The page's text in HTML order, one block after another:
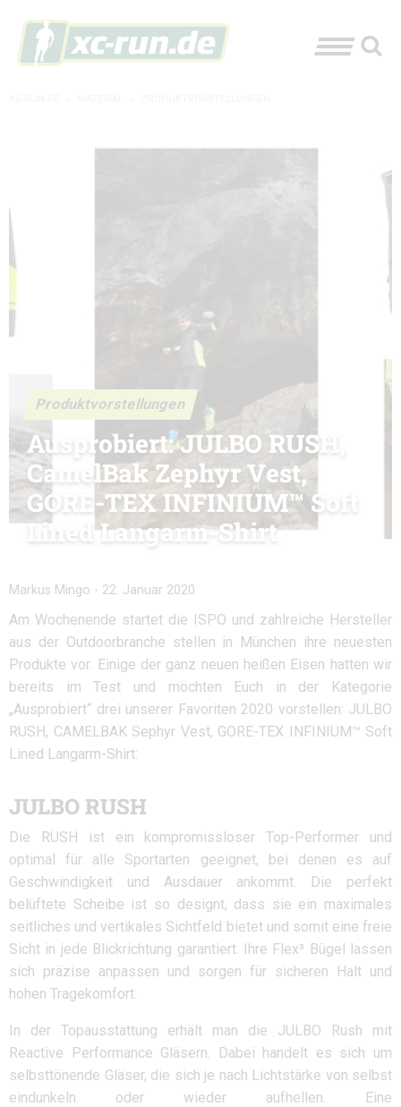
Produktvorstellungen
Ausprobiert: JULBO RUSH,
CamelBak Zephyr Vest,
GORE-TEX INFINIUM™ Soft
Lined Langarm-Shirt
Markus Mingo - 22. Januar 2020
Am Wochenende startet die ISPO und zahlreiche Hersteller
aus der Outdoorbranche stellen in München ihre neuesten
Produkte vor. Einige der ganz neuen heißen Eisen hatten wir
bereits im Test und möchten Euch in der Kategorie
„Ausprobiert“ drei unserer Favoriten 2020 vorstellen: JULBO
RUSH, CAMELBAK Sephyr Vest, GORE-TEX INFINIUM™ Soft
Lined Langarm-Shirt:
JULBO RUSH
Die RUSH ist ein kompromissloser Top-Performer und
optimal für alle Sportarten geeignet, bei denen es auf
Geschwindigkeit und Ausdauer ankommt. Die perfekt
belüftete Scheibe ist so designt, dass sie ein maximales
seitliches und vertikales Sichtfeld bietet und somit eine freie
Sicht in jede Blickrichtung garantiert. Ihre Flex³ Bügel lassen
sich präzise anpassen und sorgen für sicheren Halt und
hohen Tragekomfort.
In der Topausstattung erhält man die JULBO Rush mit
Reactive Performance Gläsern. Dabei handelt es sich um
selbsttönende Gläser, die sich je nach Lichtstärke von selbst
eindunkeln oder wieder aufhellen. Eine